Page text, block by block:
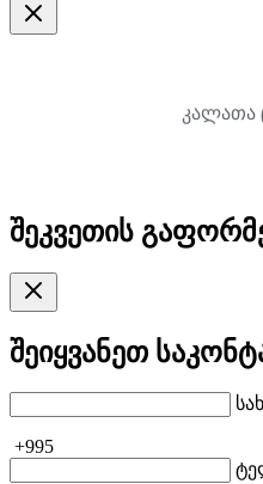
კალათა
შეკვეთის
შეიყვანეთ
+995